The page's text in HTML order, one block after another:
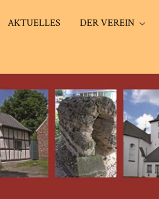
AKTUELLES DER VEREIN